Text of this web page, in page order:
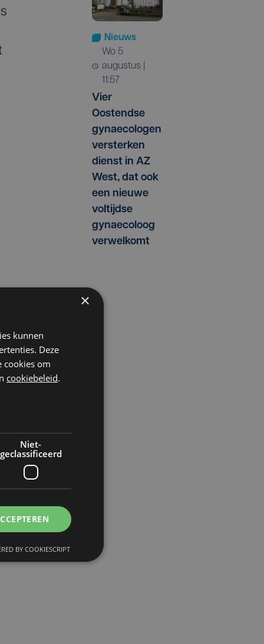
Nieuws
wo 5
augustus |
11:57
Vier
Oostendse
gynaecologen
versterken
dienst in AZ
West, dat ook
een nieuwe
voltijdse
gynaecoloog
verwelkomt
×
kunnen
Deze
cookies om
cookiebeleid.
Niet-
geclassificeerd
BY COOKIESCRIPT